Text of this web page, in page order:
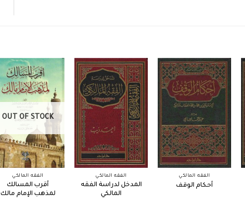
OUT OF STOCK
الفقه المالكي
أقرب المسالك
لمذهب الإمام مالك
الفقه المالكي
المدخل لدراسة الفقه
المالكي
الفقه المالكي
أحكام الوقف